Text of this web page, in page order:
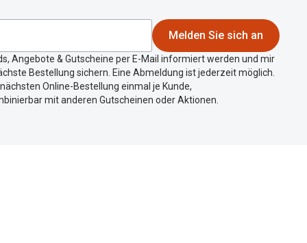
Melden Sie sich an
Angebote & Gutscheine per E-Mail informiert werden und mir
Bestellung sichern. Eine Abmeldung ist jederzeit möglich.
Online-Bestellung einmal je Kunde,
mit anderen Gutscheinen oder Aktionen.